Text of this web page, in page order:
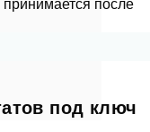
принимается после
под ключ